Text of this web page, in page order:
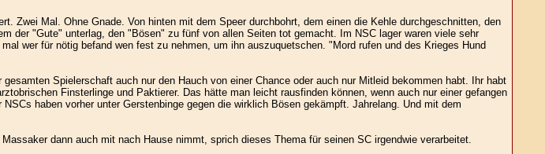
Zwei Mal. Ohne Gnade. Von hinten mit dem Speer durchbohrt, dem einen die Kehle durchgeschnitten, den
der "Gute" unterlag, den "Bösen" zu fünf von allen Seiten tot gemacht. Im NSC lager waren viele sehr
wer für nötig befand wen fest zu nehmen, um ihn auszuquetschen. "Mord rufen und des Krieges Hund
Spielerschaft auch nur den Hauch von einer Chance oder auch nur Mitleid bekommen habt. Ihr habt
Finsterlinge und Paktierer. Das hätte man leicht rausfinden können, wenn auch nur einer gefangen
haben vorher unter Gerstenbinge gegen die wirklich Bösen gekämpft. Jahrelang. Und mit dem
dann auch mit nach Hause nimmt, sprich dieses Thema für seinen SC irgendwie verarbeitet.